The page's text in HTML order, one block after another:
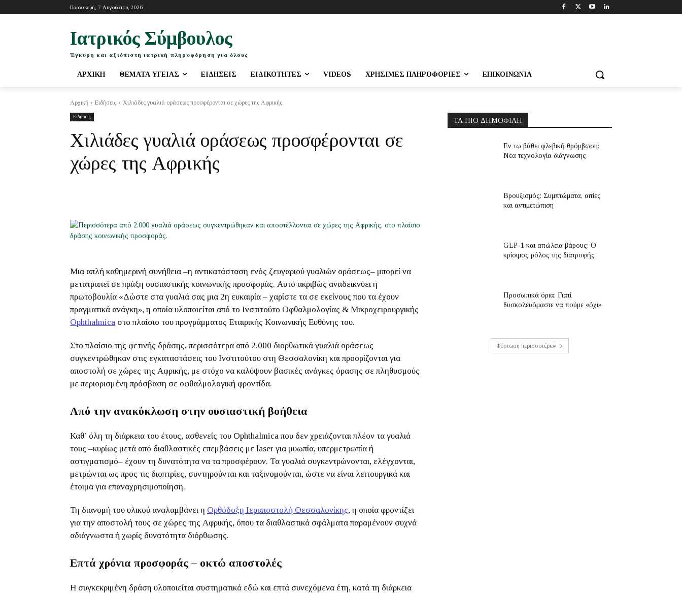
Παρασκευή, 7 Αυγούστου, 2026
Ιατρικός Σύμβουλος
Έγκυρη και αξιόπιστη ιατρική πληροφόρηση για όλους
ΑΡΧΙΚΉ ΘΈΜΑΤΑ ΥΓΕΊΑΣ ΕΙΔΉΣΕΙΣ ΕΙΔΙΚΌΤΗΤΕΣ VIDEOS ΧΡΉΣΙΜΕΣ ΠΛΗΡΟΦΟΡΊΕΣ ΕΠΙΚΟΙΝΩΝΊΑ
Αρχική Ειδήσεις Χιλιάδες γυαλιά οράσεως προσφέρονται σε χώρες της Αφρικής
Ειδήσεις
Χιλιάδες γυαλιά οράσεως προσφέρονται σε
χώρες της Αφρικής
Μια απλή καθημερινή συνήθεια –η αντικατάσταση ενός ζευγαριού γυαλιών οράσεως– μπορεί να
μετατραπεί σε πράξη ουσιαστικής κοινωνικής προσφοράς. Αυτό ακριβώς αναδεικνύει η
πρωτοβουλία «Δώστε στα γυαλιά σας μια 2η ευκαιρία – χαρίστε τα σε εκείνους που τα έχουν
πραγματικά ανάγκη», η οποία υλοποιείται από το Ινστιτούτο Οφθαλμολογίας & Μικροχειρουργικής
Ophthalmica στο πλαίσιο του προγράμματος Εταιρικής Κοινωνικής Ευθύνης του.
Στο πλαίσιο της φετινής δράσης, περισσότερα από 2.000 διορθωτικά γυαλιά οράσεως
συγκεντρώθηκαν στις εγκαταστάσεις του Ινστιτούτου στη Θεσσαλονίκη και προορίζονται για
αποστολή σε χώρες της Αφρικής, με στόχο να καλύψουν βασικές ανάγκες όρασης σε πληθυσμούς
με περιορισμένη πρόσβαση σε οφθαλμολογική φροντίδα.
Από την ανακύκλωση στην ουσιαστική βοήθεια
Καθ’ όλη τη διάρκεια του έτους, ασθενείς του Ophthalmica που δεν χρειάζονται πλέον τα γυαλιά
τους –κυρίως μετά από διαθλαστικές επεμβάσεις με laser για μυωπία, υπερμετρωπία ή
αστιγματισμό– έχουν τη δυνατότητα να τα προσφέρουν. Τα γυαλιά συγκεντρώνονται, ελέγχονται,
μετρώνται ως προς τις διοπτρίες, συντηρούνται και ταξινομούνται, ώστε να είναι λειτουργικά και
έτοιμα για επαναχρησιμοποίηση.
Τη διανομή του υλικού αναλαμβάνει η Ορθόδοξη Ιεραποστολή Θεσσαλονίκης, η οποία φροντίζει
για την αποστολή τους σε χώρες της Αφρικής, όπου τα διαθλαστικά σφάλματα παραμένουν συχνά
αδιάγνωστα ή χωρίς δυνατότητα διόρθωσης.
Επτά χρόνια προσφοράς – οκτώ αποστολές
Η συγκεκριμένη δράση υλοποιείται συστηματικά εδώ και επτά συνεχόμενα έτη, κατά τη διάρκεια
ΤΑ ΠΙΟ ΔΗΜΟΦΙΛΉ
Εν τω βάθει φλεβική θρόμβωση:
Νέα τεχνολογία διάγνωσης
Βρουξισμός: Συμπτώματα, αιτίες
και αντιμετώπιση
GLP-1 και απώλεια βάρους: Ο
κρίσιμος ρόλος της διατροφής
Προσωπικά όρια: Γιατί
δυσκολευόμαστε να πούμε «όχι»
Φόρτωση περισσοτέρων